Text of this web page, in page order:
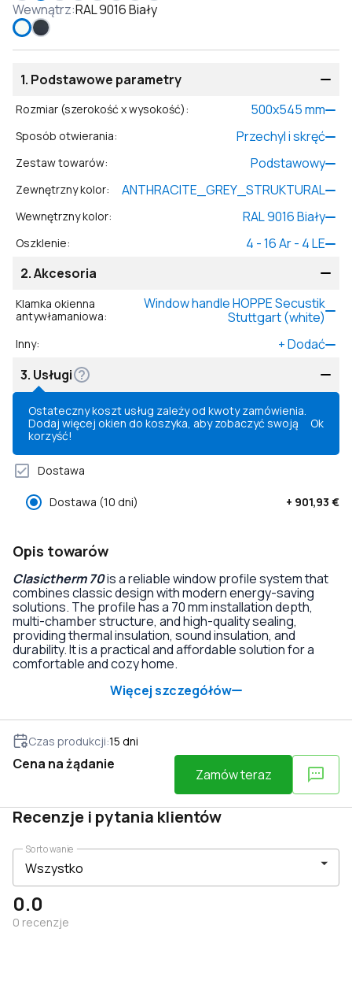
Wewnątrz:RAL 9016 Biały
1. Podstawowe parametry
Rozmiar (szerokość x wysokość): 500x545mm
Sposób otwierania: Przechyl i skręć
Zestaw towarów: Podstawowy
Zewnętrzny kolor: ANTHRACITE_GREY_STRUKTURAL
Wewnętrzny kolor: RAL 9016 Biały
Oszklenie:
4 - 16 Ar - 4 LE
2.Akcesoria
Klamka okienna
antywłamaniowa:
Window handle HOPPE Secustik
Stuttgart (white)
Inny: +Dodać
3. Usługi
Ostateczny koszt usług zależy od kwoty zamówienia.
Dodaj więcej okien do koszyka, aby zobaczyć swoją
korzyść!
Ok
Dostawa
Dostawa (10 dni) + 901,93 €
Opis towarów
Clasictherm 70is a reliable window profile system that
combines classic design with modern energy-saving
solutions. The profile has a 70 mm installation depth,
multi-chamber structure, and high-quality sealing,
providing thermal insulation, sound insulation, and
durability. It is a practical and affordable solution for a
comfortable and cozy home.
Więcej szczegółów
Czas produkcji:15 dni
Cena na żądanie
Zamów teraz
Recenzje i pytania klientów
0.0
0 recenzje
Sortowanie